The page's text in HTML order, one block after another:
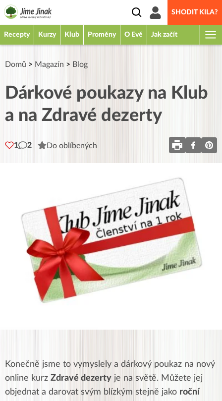
SHODIT KILA?
Recepty Kurzy Klub Proměny O Evě Jak začít
Domů > Magazín > Blog
Dárkové poukazy na Klub
a na Zdravé dezerty
1 2 Do oblíbených
Konečně jsme to vymyslely a dárkový poukaz na nový
online kurz Zdravé dezerty je na světě. Můžete jej
objednat a darovat svým blízkým stejně jako roční